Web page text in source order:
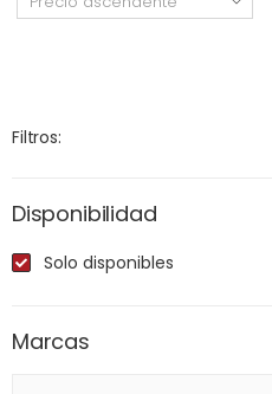
Filtros:
Disponibilidad
Solo disponibles
Marcas